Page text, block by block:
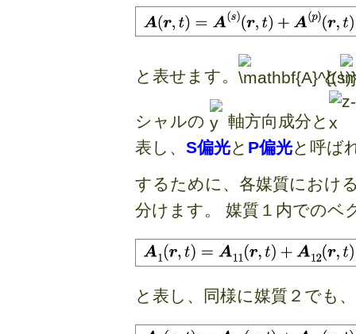
と表せます。 と
シャルの
軸方向成分と
表し、 S偏光と P偏光と呼ば
するために、各媒質におけ
分けます。 媒質１内でのベ
と表し、同様に媒質２でも、